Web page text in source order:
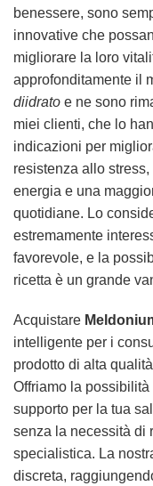
benessere, sono
innovative che
migliorare la loro
approfonditamente il
diidrato e ne sono
miei clienti, che lo
indicazioni per
resistenza allo
energia e una
quotidiane. Lo
estremamente
favorevole, e la
ricetta è un grande
Acquistare
intelligente per i
prodotto di alta
Offriamo la
supporto per la tua
senza la necessità di
specialistica. La
discreta,